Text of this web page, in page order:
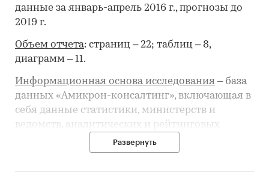
данные за январь-апрель 2016 г., прогнозы до
2019 г.
Объем отчета: страниц – 22; таблиц – 8,
диаграмм – 11.
Информационная основа исследования – база
данных «Амикрон-консалтинг», включающая в
себя данные статистики, министерств и
ведомств, аналитических и рейтинговых
агентств, собственные расчеты и оценки.
Развернуть